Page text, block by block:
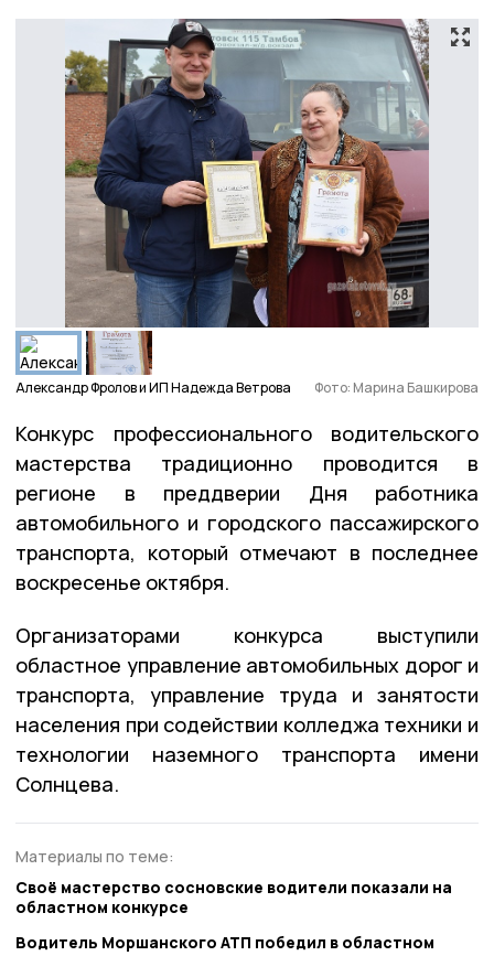
Александр Фролов и ИП Надежда Ветрова Фото: Марина Башкирова
Конкурс профессионального водительского
мастерства традиционно проводится в
регионе в преддверии Дня работника
автомобильного и городского пассажирского
транспорта, который отмечают в последнее
воскресенье октября.
Организаторами конкурса выступили
областное управление автомобильных дорог и
транспорта, управление труда и занятости
населения при содействии колледжа техники и
технологии наземного транспорта имени
Солнцева.
Материалы по теме:
Своё мастерство сосновские водители показали на
областном конкурсе
Водитель Моршанского АТП победил в областном